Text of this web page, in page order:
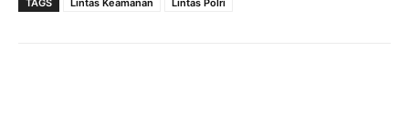
TAGS Lintas Keamanan Lintas Polri